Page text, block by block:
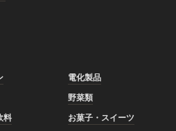
電化製品
野菜類
料
お菓子・スイーツ